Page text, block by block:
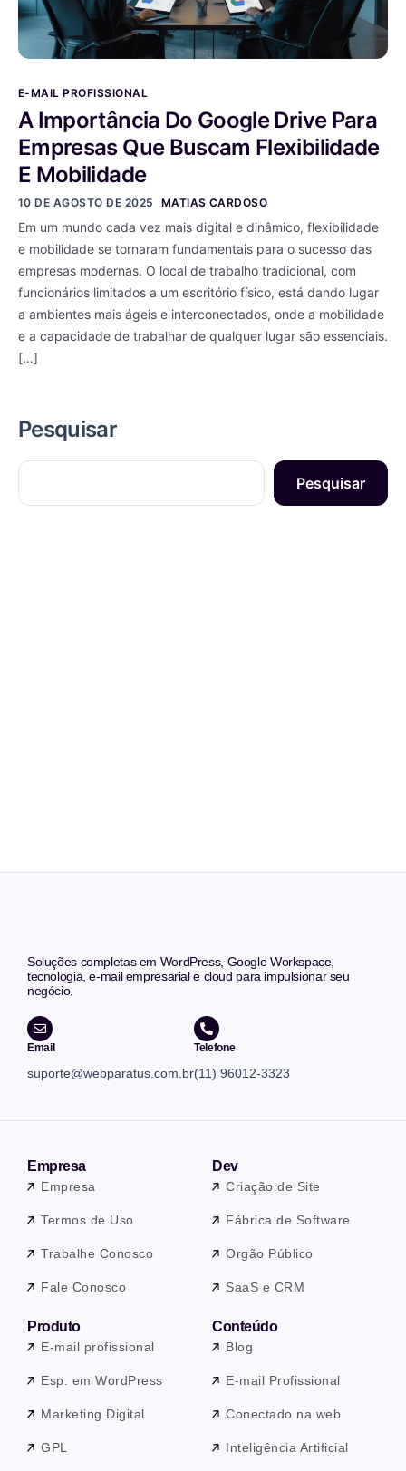
E-MAIL PROFISSIONAL
A Importância Do Google Drive Para
Empresas Que Buscam Flexibilidade
E Mobilidade
10 DE AGOSTO DE 2025 MATIAS CARDOSO
Em um mundo cada vez mais digital e dinâmico, flexibilidade
e mobilidade se tornaram fundamentais para o sucesso das
empresas modernas. O local de trabalho tradicional, com
funcionários limitados a um escritório físico, está dando lugar
a ambientes mais ágeis e interconectados, onde a mobilidade
e a capacidade de trabalhar de qualquer lugar são essenciais.
[…]
Pesquisar
Pesquisar
Soluções completas em WordPress, Google Workspace,
tecnologia, e-mail empresarial e cloud para impulsionar seu
negócio.
Email
suporte@webparatus.com.br
Telefone
(11) 96012-3323
Empresa
Empresa
Termos de Uso
Trabalhe Conosco
Fale Conosco
Dev
Criação de Site
Fábrica de Software
Orgão Público
SaaS e CRM
Produto
E-mail profissional
Esp. em WordPress
Marketing Digital
GPL
Conteúdo
Blog
E-mail Profissional
Conectado na web
Inteligência Artificial